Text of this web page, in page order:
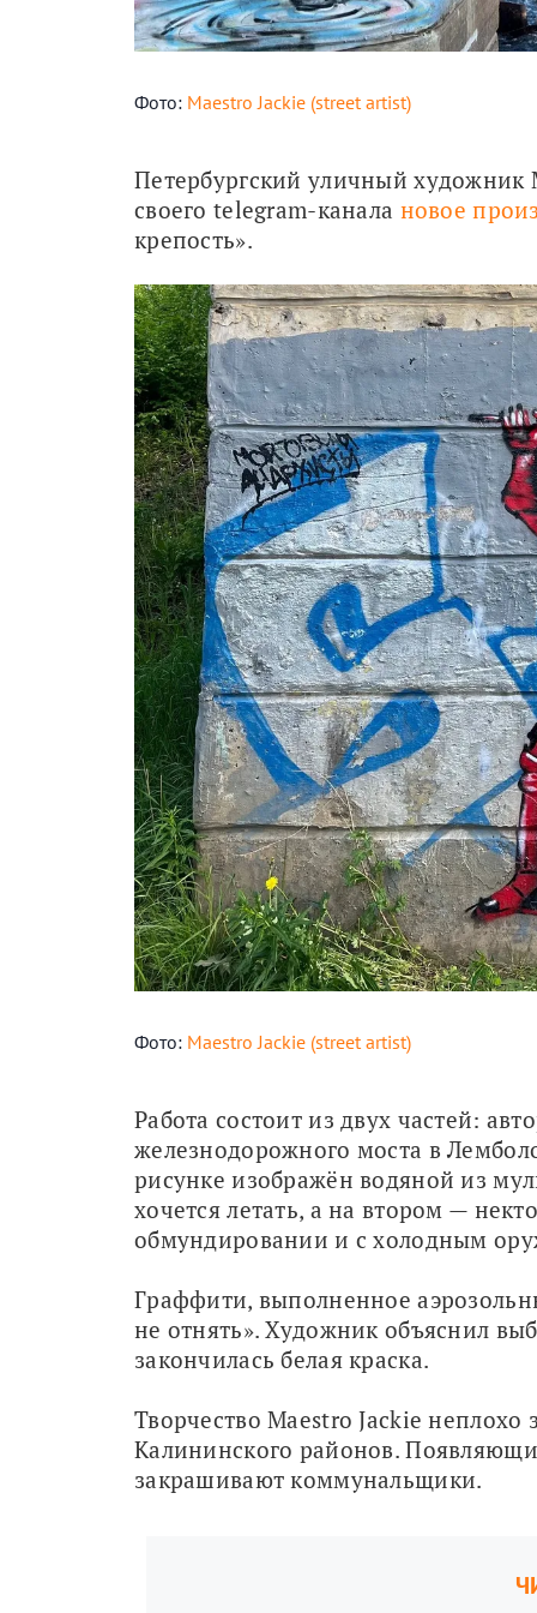
Фото: Maestro Jackie (street artist)
Петербургский уличный художник
своего telegram-канала новое
крепость».
Фото: Maestro Jackie (street artist)
Работа состоит из двух частей:
железнодорожного моста в
рисунке изображён водяной из
хочется летать, а на втором —
обмундировании и с холодным
Граффити, выполненное
не отнять». Художник объяснил
закончилась белая краска.
Творчество Maestro Jackie
Калининского районов.
закрашивают коммунальщики.